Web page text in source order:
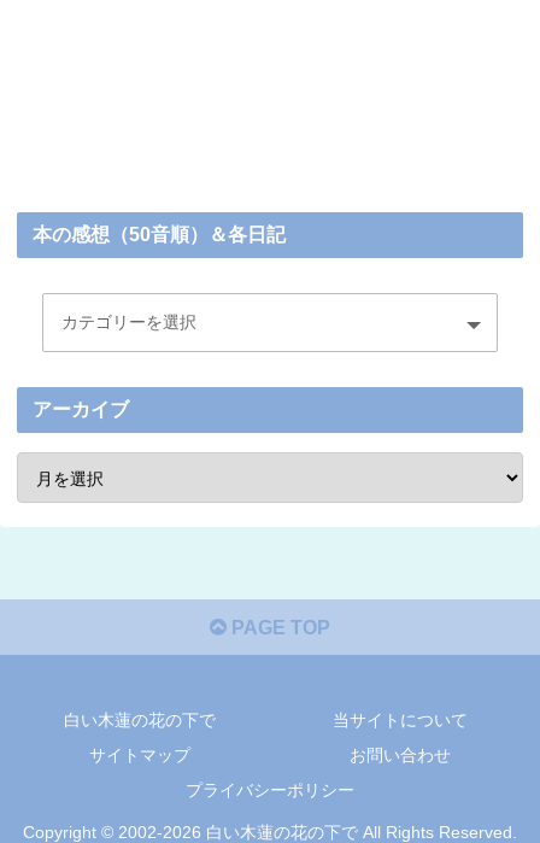
本の感想（50音順）＆各日記
アーカイブ
PAGE TOP
白い木蓮の花の下で
当サイトについて
サイトマップ
お問い合わせ
プライバシーポリシー
Copyright © 2002-2026 白い木蓮の花の下で All Rights Reserved.